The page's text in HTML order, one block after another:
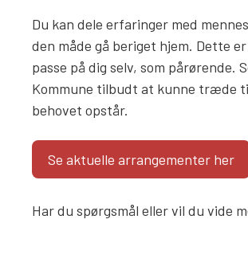
Du kan dele erfaringer med
den måde gå beriget hjem. Dette
passe på dig selv, som pårørende.
Kommune tilbudt at kunne træde
behovet opstår.
Se aktuelle arrangementer her
Har du spørgsmål eller vil du vide